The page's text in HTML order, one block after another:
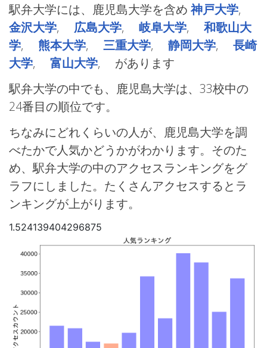
駅弁大学には、鹿児島大学を含め神戸大学,
金沢大学, 広島大学, 岐阜大学, 和歌山大
学, 熊本大学, 三重大学, 静岡大学, 長崎
大学, 富山大学, があります
駅弁大学の中でも、鹿児島大学は、33校中の
24番目の順位です。
ちなみにどれくらいの人が、鹿児島大学を調
べたかで人気かどうかがわかります。そのた
め、駅弁大学の中のアクセスランキングをグ
ラフにしました。たくさんアクセスするとラ
ンキングが上がります。
1.524139404296875